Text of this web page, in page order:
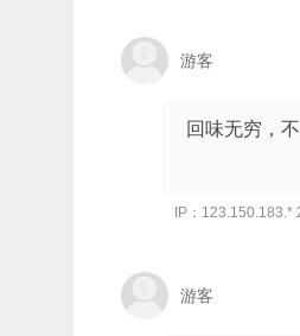
游客
回味无穷，
IP：123.150.183.*
游客